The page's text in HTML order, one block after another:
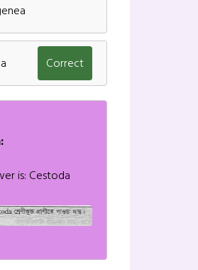
Correct
is: Cestoda